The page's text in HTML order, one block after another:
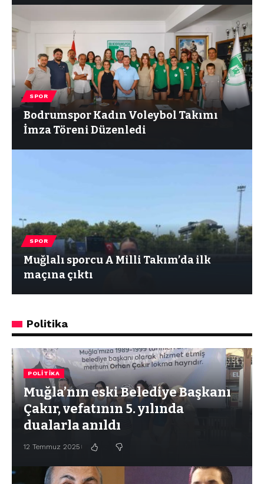
SPOR
Bodrumspor Kadın Voleybol Takımı
İmza Töreni Düzenledi
SPOR
Muğlalı sporcu A Milli Takım’da ilk
maçına çıktı
Politika
POLITIKA
Muğla’nın eski Belediye Başkanı
Çakır, vefatının 5. yılında
dualarla anıldı
12 Temmuz 2025